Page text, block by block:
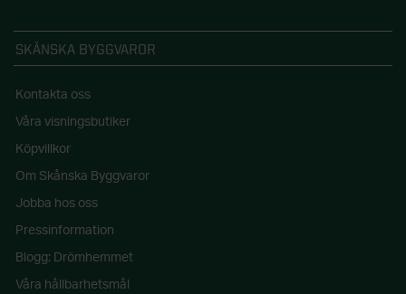
SKÅNSKA BYGGVAROR
Kontakta oss
Våra visningsbutiker
Köpvillkor
Om Skånska Byggvaror
Jobba hos oss
Pressinformation
Blogg: Drömhemmet
Våra hållbarhetsmål